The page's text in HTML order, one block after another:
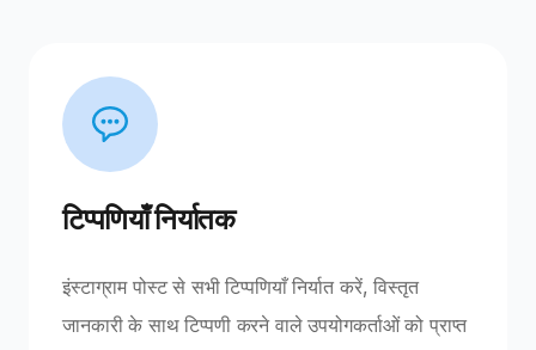
टिप्पणियाँ निर्यातक
इंस्टाग्राम पोस्ट से सभी टिप्पणियाँ निर्यात करें, विस्तृत
जानकारी के साथ टिप्पणी करने वाले उपयोगकर्ताओं को प्राप्त